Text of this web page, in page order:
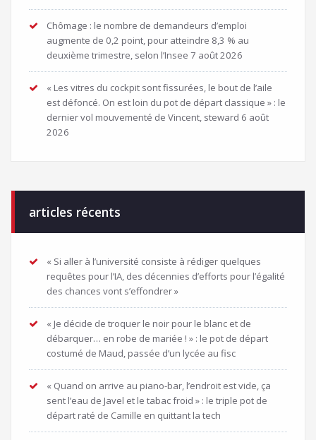
Chômage : le nombre de demandeurs d’emploi
augmente de 0,2 point, pour atteindre 8,3 % au
deuxième trimestre, selon l’Insee 7 août 2026
« Les vitres du cockpit sont fissurées, le bout de l’aile
est défoncé. On est loin du pot de départ classique » : le
dernier vol mouvementé de Vincent, steward 6 août
2026
articles récents
« Si aller à l’université consiste à rédiger quelques
requêtes pour l’IA, des décennies d’efforts pour l’égalité
des chances vont s’effondrer »
« Je décide de troquer le noir pour le blanc et de
débarquer… en robe de mariée ! » : le pot de départ
costumé de Maud, passée d’un lycée au fisc
« Quand on arrive au piano-bar, l’endroit est vide, ça
sent l’eau de Javel et le tabac froid » : le triple pot de
départ raté de Camille en quittant la tech